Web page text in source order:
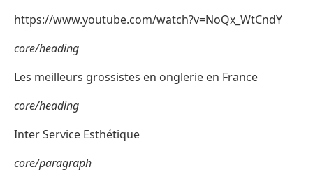
https://www.youtube.com/watch?v=NoQx_WtCndY
core/heading
Les meilleurs grossistes en onglerie en France
core/heading
Inter Service Esthétique
core/paragraph